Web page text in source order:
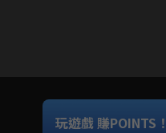
Unmute
如有不便請見諒
玩遊戲 賺POINTS！